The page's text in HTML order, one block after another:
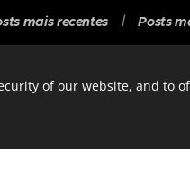
atraindo muitas
com sua alta renda e
No entanto, como em
mais recentes Posts
of our website, and to